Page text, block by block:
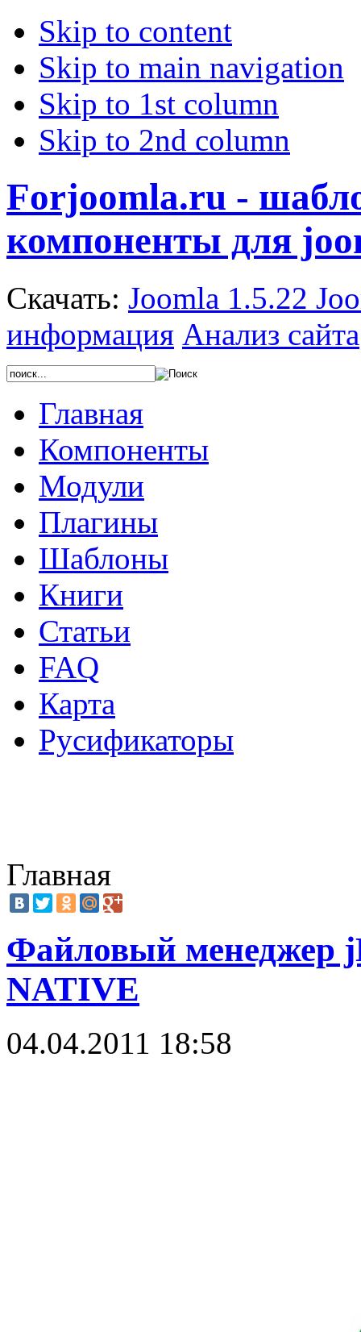
Skip to content
Skip to main navigation
Skip to 1st column
Skip to 2nd column
Forjoomla.ru -
компоненты для
Скачать: Joomla 1.5.22
информация Анализ сайта
Главная
Компоненты
Модули
Плагины
Шаблоны
Книги
Статьи
FAQ
Карта
Русификаторы
Главная
Файловый менеджер
NATIVE
04.04.2011 18:58